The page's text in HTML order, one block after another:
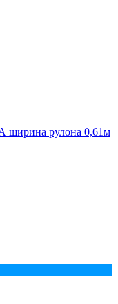
ширина рулона 0,61м